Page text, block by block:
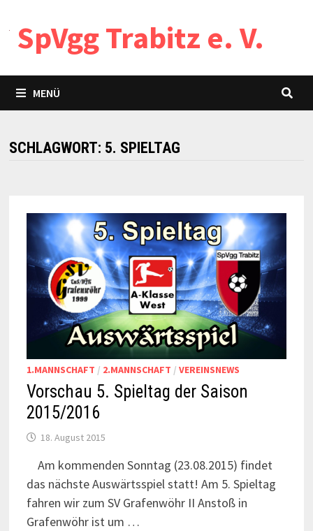
Inhalt
springen
SpVgg Trabitz e. V.
MENÜ
SCHLAGWORT: 5. SPIELTAG
1.MANNSCHAFT / 2.MANNSCHAFT / VEREINSNEWS
Vorschau 5. Spieltag der Saison
2015/2016
18. August 2015
Am kommenden Sonntag (23.08.2015) findet
das nächste Auswärtsspiel statt! Am 5. Spieltag
fahren wir zum SV Grafenwöhr II Anstoß in
Grafenwöhr ist um …